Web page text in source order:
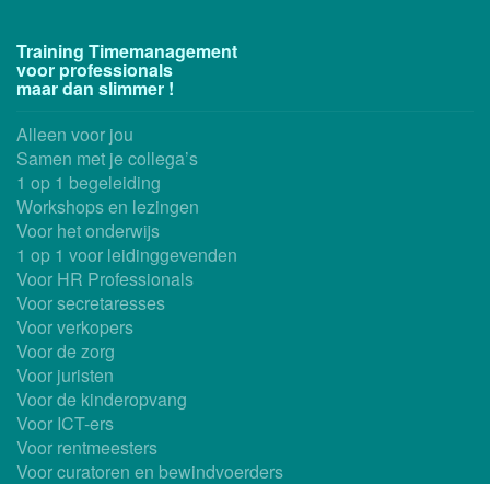
Training Timemanagement
voor professionals
maar dan slimmer !
Alleen voor jou
Samen met je collega’s
1 op 1 begeleiding
Workshops en lezingen
Voor het onderwijs
1 op 1 voor leidinggevenden
Voor HR Professionals
Voor secretaresses
Voor verkopers
Voor de zorg
Voor juristen
Voor de kinderopvang
Voor ICT-ers
Voor rentmeesters
Voor curatoren en bewindvoerders